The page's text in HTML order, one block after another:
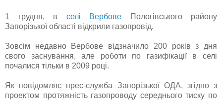
1 грудня, в селі Вербове Пологівського району
Запорізької області відкрили газопровід.
Зовсім недавно Вербове відзначило 200 років з дня
свого заснування, але роботи по газифікації в селі
почалися тільки в 2009 році.
Як повідомляє прес-служба Запорізької ОДА, згідно з
проектом протяжність газопроводу середнього тиску по